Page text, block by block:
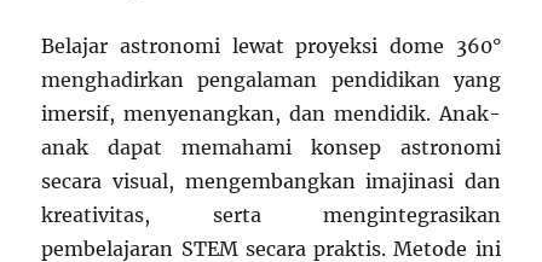
Belajar astronomi lewat proyeksi dome 360°
menghadirkan pengalaman pendidikan yang
imersif, menyenangkan, dan mendidik. Anak-
anak dapat memahami konsep astronomi
secara visual, mengembangkan imajinasi dan
kreativitas, serta mengintegrasikan
pembelajaran STEM secara praktis. Metode ini